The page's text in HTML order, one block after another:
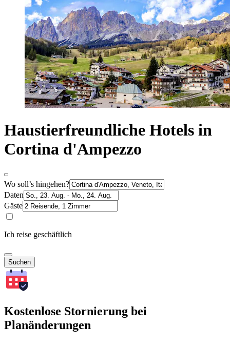
Haustierfreundliche Hotels in
Cortina d'Ampezzo
Wo soll’s hingehen?
Daten
Gäste
Ich reise geschäftlich
Suchen
Kostenlose Stornierung bei
Planänderungen